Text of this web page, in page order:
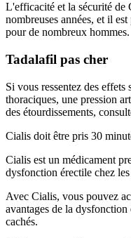
L'efficacité et la sécurité de
nombreuses années, et il
pour de nombreux hommes.
Tadalafil pas cher
Si vous ressentez des effets
thoraciques, une pression
des étourdissements,
Cialis doit être pris 30
Cialis est un médicament
dysfonction érectile chez
Avec Cialis, vous pouvez
avantages de la
cachés.